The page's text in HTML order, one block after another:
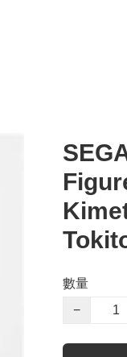
數量
−